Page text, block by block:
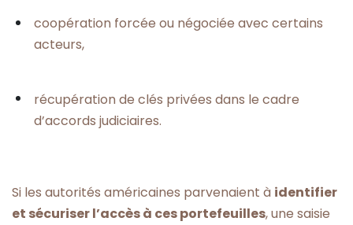
coopération forcée ou négociée avec certains
acteurs,
récupération de clés privées dans le cadre
d’accords judiciaires.
Si les autorités américaines parvenaient à identifier
et sécuriser l’accès à ces portefeuilles, une saisie